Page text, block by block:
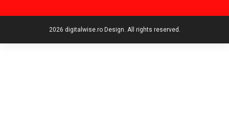
2026 digitalwise.ro Design. All rights reserved.